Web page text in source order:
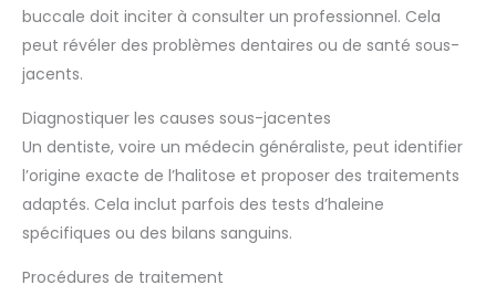
buccale doit inciter à consulter un professionnel. Cela
peut révéler des problèmes dentaires ou de santé sous-
jacents.
Diagnostiquer les causes sous-jacentes
Un dentiste, voire un médecin généraliste, peut identifier
l’origine exacte de l’halitose et proposer des traitements
adaptés. Cela inclut parfois des tests d’haleine
spécifiques ou des bilans sanguins.
Procédures de traitement